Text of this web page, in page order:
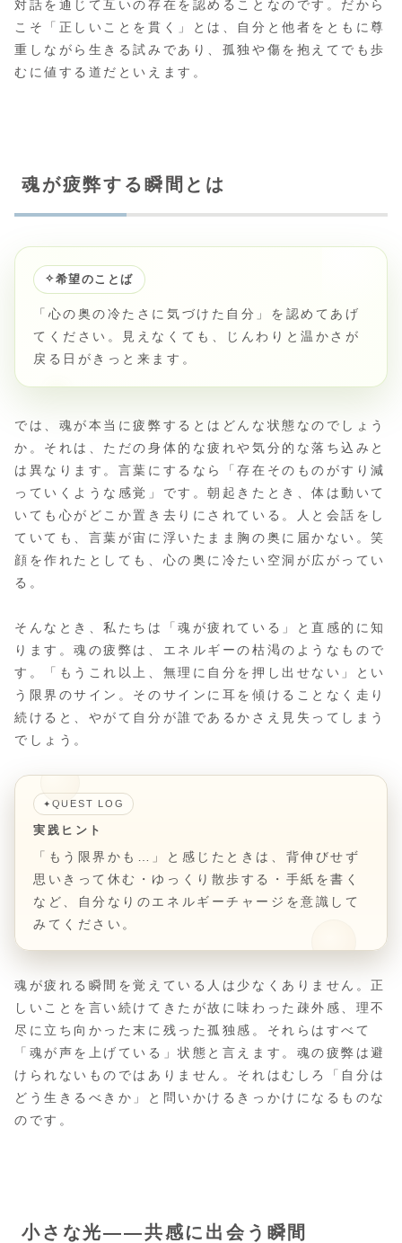
対話を通じて互いの存在を認めることなのです。だから
こそ「正しいことを貫く」とは、自分と他者をともに尊
重しながら生きる試みであり、孤独や傷を抱えてでも歩
むに値する道だといえます。
魂が疲弊する瞬間とは
✧希望のことば
「心の奥の冷たさに気づけた自分」を認めてあげ
てください。見えなくても、じんわりと温かさが
戻る日がきっと来ます。
では、魂が本当に疲弊するとはどんな状態なのでしょう
か。それは、ただの身体的な疲れや気分的な落ち込みと
は異なります。言葉にするなら「存在そのものがすり減
っていくような感覚」です。朝起きたとき、体は動いて
いても心がどこか置き去りにされている。人と会話をし
ていても、言葉が宙に浮いたまま胸の奥に届かない。笑
顔を作れたとしても、心の奥に冷たい空洞が広がってい
る。
そんなとき、私たちは「魂が疲れている」と直感的に知
ります。魂の疲弊は、エネルギーの枯渇のようなもので
す。「もうこれ以上、無理に自分を押し出せない」とい
う限界のサイン。そのサインに耳を傾けることなく走り
続けると、やがて自分が誰であるかさえ見失ってしまう
でしょう。
✦ QUEST LOG
実践ヒント
「もう限界かも…」と感じたときは、背伸びせず
思いきって休む・ゆっくり散歩する・手紙を書く
など、自分なりのエネルギーチャージを意識して
みてください。
魂が疲れる瞬間を覚えている人は少なくありません。正
しいことを言い続けてきたが故に味わった疎外感、理不
尽に立ち向かった末に残った孤独感。それらはすべて
「魂が声を上げている」状態と言えます。魂の疲弊は避
けられないものではありません。それはむしろ「自分は
どう生きるべきか」と問いかけるきっかけになるものな
のです。
小さな光――共感に出会う瞬間